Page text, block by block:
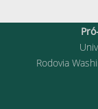
Rodovia